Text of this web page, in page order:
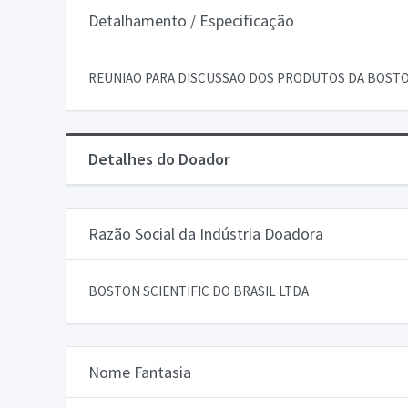
Detalhamento / Especificação
REUNIAO PARA DISCUSSAO DOS PRODUTOS DA
Detalhes do Doador
Razão Social da Indústria Doadora
BOSTON SCIENTIFIC DO BRASIL LTDA
Nome Fantasia